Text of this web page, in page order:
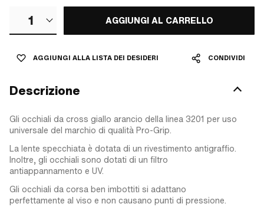
1 AGGIUNGI AL CARRELLO
AGGIUNGI ALLA LISTA DEI DESIDERI CONDIVIDI
Descrizione
Gli occhiali da cross giallo arancio della linea 3201 per uso
universale del marchio di qualità Pro-Grip.
La lente specchiata è dotata di un rivestimento antigraffio.
Inoltre, gli occhiali sono dotati di un filtro
antiappannamento e UV.
Gli occhiali da corsa ben imbottiti si adattano
perfettamente al viso e non causano punti di pressione.